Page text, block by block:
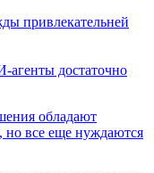
достаточно
обладают
все еще нуждаются